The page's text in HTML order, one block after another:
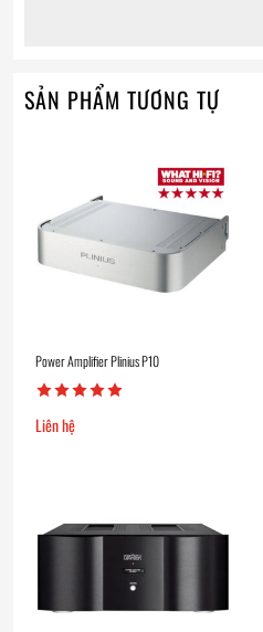
SẢN PHẨM TƯƠNG TỰ
Power Amplifier Plinius P10
Liên hệ